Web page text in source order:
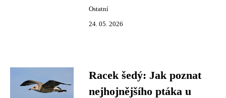
Ostatní
24. 05. 2026
Racek šedý: Jak poznat
nejhojnějšího ptáka u